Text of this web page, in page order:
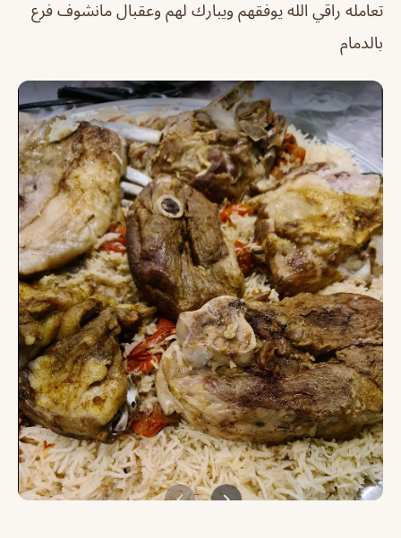
تعامله راقي الله يوفقهم ويبارك لهم وعقبال مانشوف فرع
بالدمام